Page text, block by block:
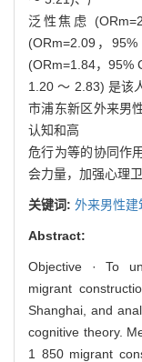
泛性焦虑
(ORm=2.09，
(ORm=1.84，95%
1.20 ～ 2.83) 是该
市浦东新区外来男
认知和高
危行为等的协同作
会力量，加强心理
关键词: 外来男性建
Abstract:
Objective · To
migrant
Shanghai, and
cognitive theory.
1 850 migrant